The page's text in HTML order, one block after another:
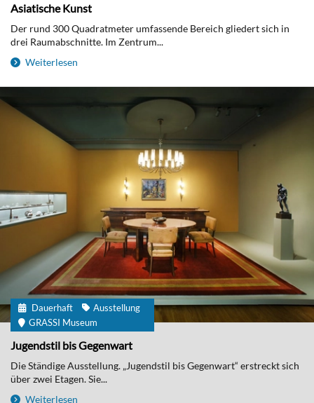
Asiatische Kunst
Der rund 300 Quadratmeter umfassende Bereich gliedert sich in
drei Raumabschnitte. Im Zentrum...
Weiterlesen
Dauerhaft
Ausstellung
GRASSI Museum
Jugendstil bis Gegenwart
Die Ständige Ausstellung. „Jugendstil bis Gegenwart“ erstreckt sich
über zwei Etagen. Sie...
Weiterlesen